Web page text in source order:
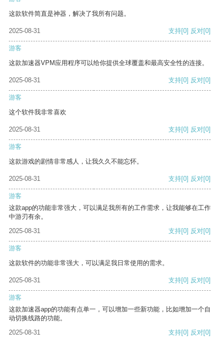
这款软件简直是神器，解决了我所有问题。
2025-08-31 支持[0] 反对[0]
游客
这款加速器VPM应用程序可以给你提供全球覆盖和最高安全性的连接。
2025-08-31 支持[0] 反对[0]
游客
这个软件我非常喜欢
2025-08-31 支持[0] 反对[0]
游客
这款游戏的剧情非常感人，让我久久不能忘怀。
2025-08-31 支持[0] 反对[0]
游客
这款app的功能非常强大，可以满足我所有的工作需求，让我能够在工作
中游刃有余。
2025-08-31
支持[0] 反对[0]
游客
这款软件的功能非常强大，可以满足我日常使用的需求。
2025-08-31 支持[0] 反对[0]
游客
这款加速器app的功能有点单一，可以增加一些新功能，比如增加一个自
动切换线路的功能。
2025-08-31
支持[0] 反对[0]